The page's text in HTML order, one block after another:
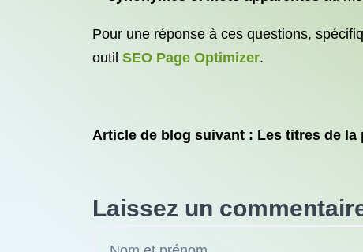
Pour une réponse à ces questions,
outil SEO Page Optimizer.
Article de blog suivant : Les titres de la
Laissez un